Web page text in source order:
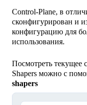
Control-Plane, в
сконфигурирован и
конфигурацию для
использования.
Посмотреть текущее
Shapers можно с
shapers